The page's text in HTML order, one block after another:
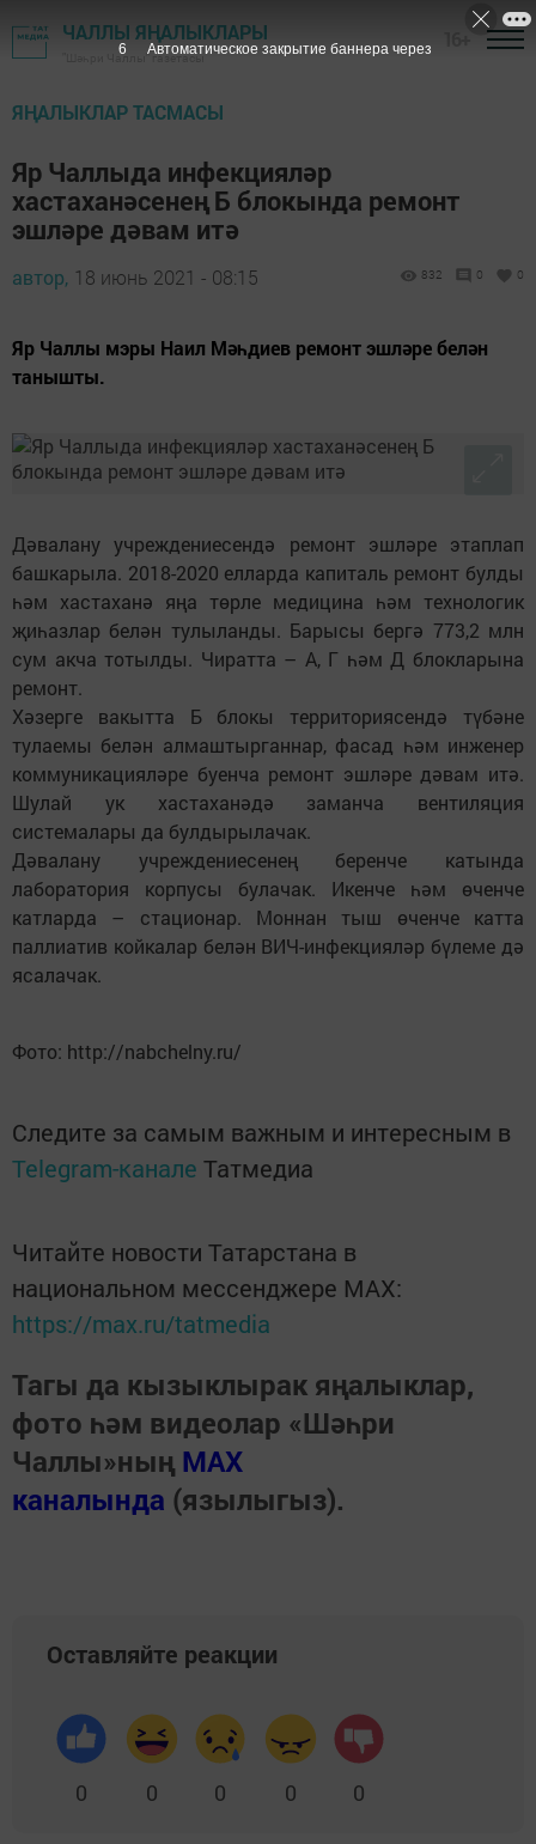
ЧАЛЛЫ ЯҢАЛЫКЛАРЫ
"Шәһри Чаллы" газетасы
ЯҢАЛЫКЛАР ТАСМАСЫ
Яр Чаллыда инфекцияләр
хастаханәсенең Б блокында ремонт
эшләре дәвам итә
автор, 18 июнь 2021 - 08:15 832 0 0
Яр Чаллы мэры Наил Мәһдиев ремонт эшләре белән
танышты.
Дәвалану учреждениесендә ремонт эшләре этаплап
башкарыла. 2018-2020 елларда капиталь ремонт булды
һәм хастаханә яңа төрле медицина һәм технологик
җиһазлар белән тулыланды. Барысы бергә 773,2 млн
сум акча тотылды. Чиратта – А, Г һәм Д блокларына
ремонт.
Хәзерге вакытта Б блокы территориясендә түбәне
тулаемы белән алмаштырганнар, фасад һәм инженер
коммуникацияләре буенча ремонт эшләре дәвам итә.
Шулай ук хастаханәдә заманча вентиляция
системалары да булдырылачак.
Дәвалану учреждениесенең беренче катында
лаборатория корпусы булачак. Икенче һәм өченче
катларда – стационар. Моннан тыш өченче катта
паллиатив койкалар белән ВИЧ-инфекцияләр бүлеме дә
ясалачак.
Фото: http://nabchelny.ru/
Следите за самым важным и интересным в
Telegram-канале Татмедиа
Читайте новости Татарстана в
национальном мессенджере MАХ:
https://max.ru/tatmedia
Тагы да кызыклырак яңалыклар,
фото һәм видеолар «Шәһри
Чаллы»ның MAX
каналында (язылыгыз).
Оставляйте реакции
0 0 0 0 0
5 Автоматическое закрытие баннера через